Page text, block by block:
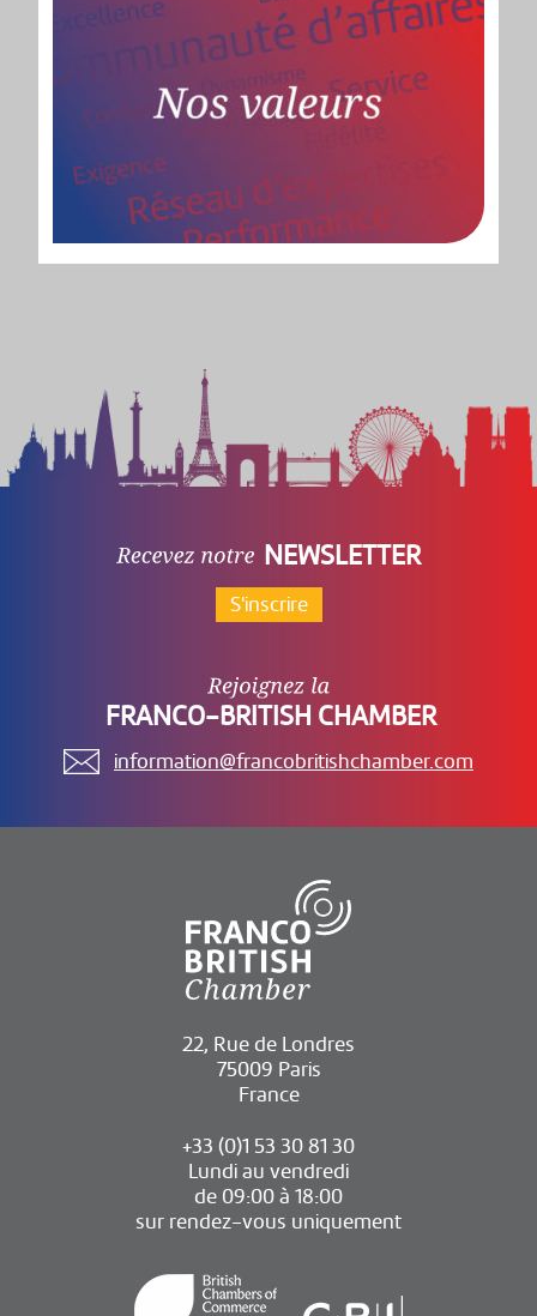
NEWSLETTER
S'inscrire
FRANCO-BRITISH CHAMBER
information@francobritishchamber.com
22, Rue de Londres
75009 Paris
France
+33 (0)1 53 30 81 30
Lundi au vendredi
de 09:00 à 18:00
sur rendez-vous uniquement